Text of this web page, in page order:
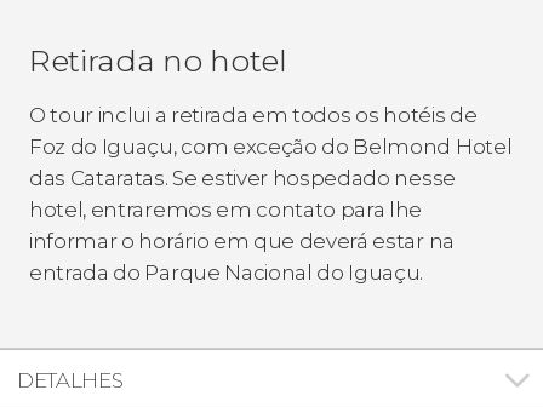
Retirada no hotel
O tour inclui a retirada em todos os hotéis de
Foz do Iguaçu, com exceção do Belmond Hotel
das Cataratas. Se estiver hospedado nesse
hotel, entraremos em contato para lhe
informar o horário em que deverá estar na
entrada do Parque Nacional do Iguaçu.
DETALHES